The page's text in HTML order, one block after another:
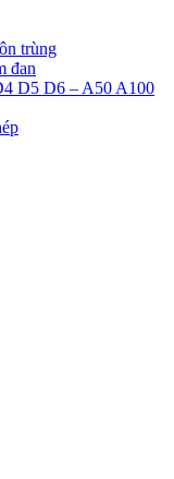
trùng
đan
D5 D6 – A50 A100